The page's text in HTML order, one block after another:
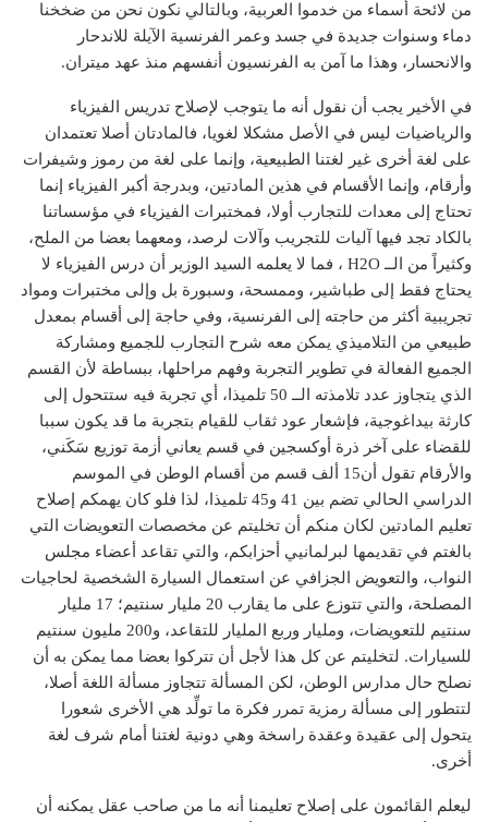
من لائحة أسماء من خدموا العربية، وبالتالي نكون نحن من ضخخنا
دماء وسنوات جديدة في جسد وعمر الفرنسية الآيلة للاندحار
والانحسار، وهذا ما آمن به الفرنسيون أنفسهم منذ عهد ميتران.
في الأخير يجب أن نقول أنه ما يتوجب لإصلاح تدريس الفيزياء
والرياضيات ليس في الأصل مشكلا لغويا، فالمادتان أصلا تعتمدان
على لغة أخرى غير لغتنا الطبيعية، وإنما على لغة من رموز وشيفرات
وأرقام، وإنما الأقسام في هذين المادتين، وبدرجة أكبر الفيزياء إنما
تحتاج إلى معدات للتجارب أولا، فمختبرات الفيزياء في مؤسساتنا
بالكاد تجد فيها آليات للتجريب وآلات لرصد، ومعهما بعضا من الملح،
وكثيراً من الــ H2O ، فما لا يعلمه السيد الوزير أن درس الفيزياء لا
يحتاج فقط إلى طباشير، وممسحة، وسبورة بل وإلى مختبرات ومواد
تجريبية أكثر من حاجته إلى الفرنسية، وفي حاجة إلى أقسام بمعدل
طبيعي من التلاميذي يمكن معه شرح التجارب للجميع ومشاركة
الجميع الفعالة في تطوير التجربة وفهم مراحلها، ببساطة لأن القسم
الذي يتجاوز عدد تلامذته الــ 50 تلميذا، أي تجربة فيه ستتحول إلى
كارثة بيداغوجية، فإشعار عود ثقاب للقيام بتجربة ما قد يكون سببا
للقضاء على آخر ذرة أوكسجين في قسم يعاني أزمة توزيع سَكَني،
والأرقام تقول أن15 ألف قسم من أقسام الوطن في الموسم
الدراسي الحالي تضم بين 41 و45 تلميذا، لذا فلو كان يهمكم إصلاح
تعليم المادتين لكان منكم أن تخليتم عن مخصصات التعويضات التي
بالغتم في تقديمها لبرلمانيي أحزابكم، والتي تقاعد أعضاء مجلس
النواب، والتعويض الجزافي عن استعمال السيارة الشخصية لحاجيات
المصلحة، والتي تتوزع على ما يقارب 20 مليار سنتيم؛ 17 مليار
سنتيم للتعويضات، ومليار وربع المليار للتقاعد، و200 مليون سنتيم
للسيارات. لتخليتم عن كل هذا لأجل أن تتركوا بعضا مما يمكن به أن
نصلح حال مدارس الوطن، لكن المسألة تتجاوز مسألة اللغة أصلا،
لتتطور إلى مسألة رمزية تمرر فكرة ما تولِّد هي الأخرى شعورا
يتحول إلى عقيدة وعقدة راسخة وهي دونية لغتنا أمام شرف لغة
أخرى.
ليعلم القائمون على إصلاح تعليمنا أنه ما من صاحب عقل يمكنه أن